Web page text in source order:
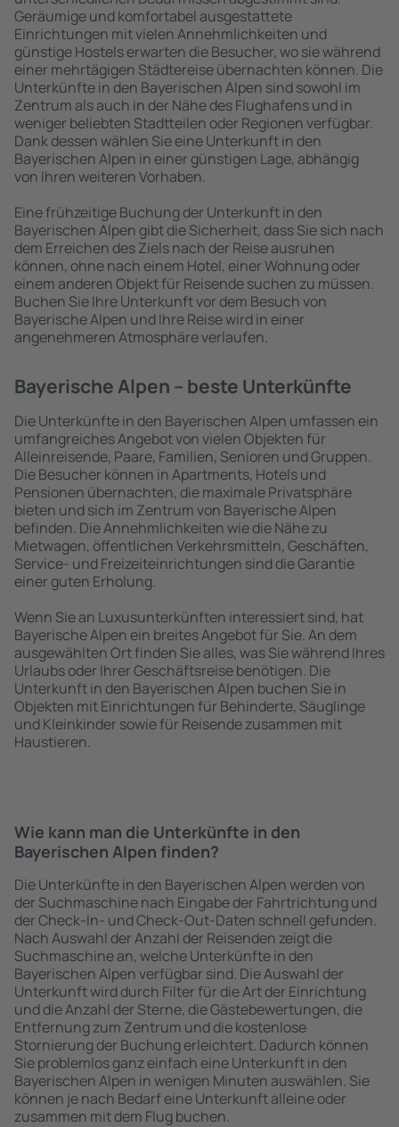
Geräumige und komfortabel ausgestattete
Einrichtungen mit vielen Annehmlichkeiten und
günstige Hostels erwarten die Besucher, wo sie während
einer mehrtägigen Städtereise übernachten können. Die
Unterkünfte in den Bayerischen Alpen sind sowohl im
Zentrum als auch in der Nähe des Flughafens und in
weniger beliebten Stadtteilen oder Regionen verfügbar.
Dank dessen wählen Sie eine Unterkunft in den
Bayerischen Alpen in einer günstigen Lage, abhängig
von Ihren weiteren Vorhaben.
Eine frühzeitige Buchung der Unterkunft in den
Bayerischen Alpen gibt die Sicherheit, dass Sie sich nach
dem Erreichen des Ziels nach der Reise ausruhen
können, ohne nach einem Hotel, einer Wohnung oder
einem anderen Objekt für Reisende suchen zu müssen.
Buchen Sie Ihre Unterkunft vor dem Besuch von
Bayerische Alpen und Ihre Reise wird in einer
angenehmeren Atmosphäre verlaufen.
Bayerische Alpen – beste Unterkünfte
Die Unterkünfte in den Bayerischen Alpen umfassen ein
umfangreiches Angebot von vielen Objekten für
Alleinreisende, Paare, Familien, Senioren und Gruppen.
Die Besucher können in Apartments, Hotels und
Pensionen übernachten, die maximale Privatsphäre
bieten und sich im Zentrum von Bayerische Alpen
befinden. Die Annehmlichkeiten wie die Nähe zu
Mietwagen, öffentlichen Verkehrsmitteln, Geschäften,
Service- und Freizeiteinrichtungen sind die Garantie
einer guten Erholung.
Wenn Sie an Luxusunterkünften interessiert sind, hat
Bayerische Alpen ein breites Angebot für Sie. An dem
ausgewählten Ort finden Sie alles, was Sie während Ihres
Urlaubs oder Ihrer Geschäftsreise benötigen. Die
Unterkunft in den Bayerischen Alpen buchen Sie in
Objekten mit Einrichtungen für Behinderte, Säuglinge
und Kleinkinder sowie für Reisende zusammen mit
Haustieren.
Wie kann man die Unterkünfte in den
Bayerischen Alpen finden?
Die Unterkünfte in den Bayerischen Alpen werden von
der Suchmaschine nach Eingabe der Fahrtrichtung und
der Check-In- und Check-Out-Daten schnell gefunden.
Nach Auswahl der Anzahl der Reisenden zeigt die
Suchmaschine an, welche Unterkünfte in den
Bayerischen Alpen verfügbar sind. Die Auswahl der
Unterkunft wird durch Filter für die Art der Einrichtung
und die Anzahl der Sterne, die Gästebewertungen, die
Entfernung zum Zentrum und die kostenlose
Stornierung der Buchung erleichtert. Dadurch können
Sie problemlos ganz einfach eine Unterkunft in den
Bayerischen Alpen in wenigen Minuten auswählen. Sie
können je nach Bedarf eine Unterkunft alleine oder
zusammen mit dem Flug buchen.